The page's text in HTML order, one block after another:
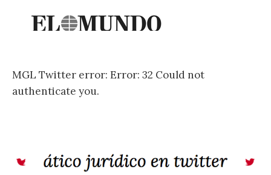
MGL Twitter error: Error: 32 Could not
authenticate you.